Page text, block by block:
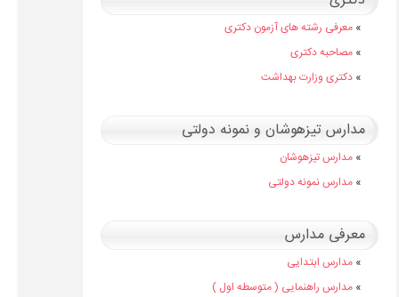
» معرفی رشته های آزمون دکتری
» مصاحبه دکتری
» دکتری وزارت بهداشت
مدارس تیزهوشان و نمونه دولتی
» مدارس تیزهوشان
» مدارس نمونه دولتی
معرفی مدارس
» مدارس ابتدایی
» مدارس راهنمایی ( متوسطه اول )